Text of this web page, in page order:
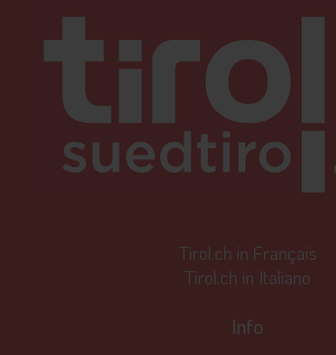
Tirol.ch in Français
Tirol.ch in Italiano
Info